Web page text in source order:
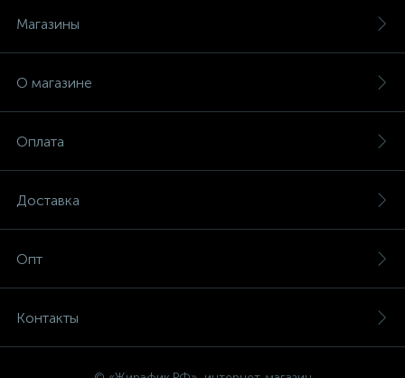
Магазины
О магазине
Оплата
Доставка
Опт
Контакты